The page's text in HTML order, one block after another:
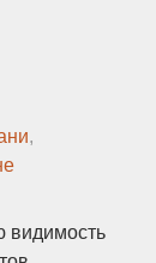
,
видимость